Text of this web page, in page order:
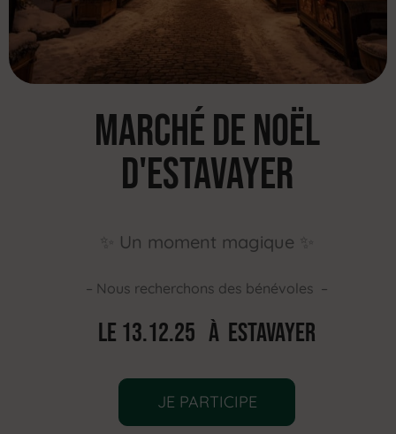
Marché de Noël
d'estavayer
✨ Un moment magique ✨
– Nous recherchons des bénévoles –
Le 13.12.25 À ESTAVAYER
JE PARTICIPE